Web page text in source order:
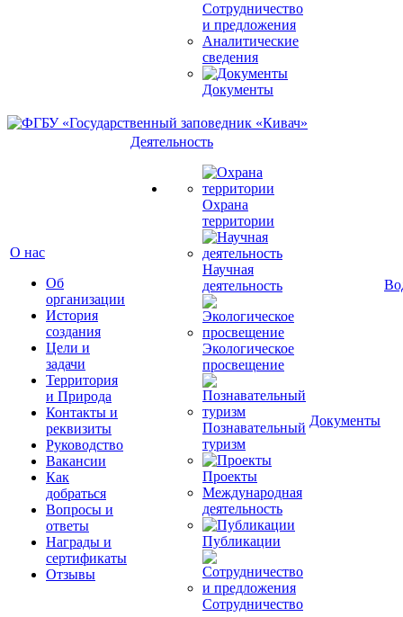
Сотрудничество
и предложения
Аналитические
сведения
Документы
О нас
Об
организации
История
создания
Цели и
задачи
Территория
и Природа
Контакты и
реквизиты
Руководство
Вакансии
Как
добраться
Вопросы и
ответы
Награды и
сертификаты
Отзывы
Деятельность
Охрана
территории
Научная
деятельность
Экологическое
просвещение
Познавательный
туризм
Проекты
Международная
деятельность
Публикации
Сотрудничество
Документы